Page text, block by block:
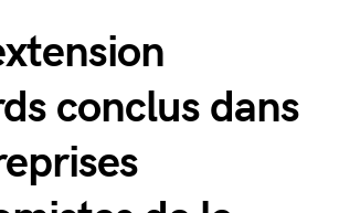
conclus dans